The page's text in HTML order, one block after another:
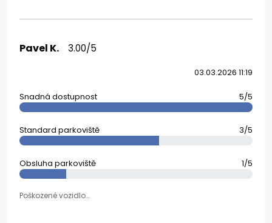
Pavel K. 3.00/5
03.03.2026 11:19
Snadná dostupnost 5/5
Standard parkoviště 3/5
Obsluha parkoviště 1/5
Poškozené vozidlo…